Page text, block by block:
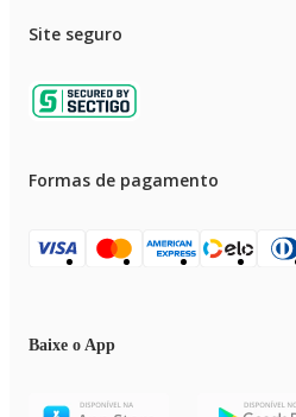
Site seguro
Formas de pagamento
Baixe o App